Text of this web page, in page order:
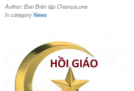
Author: Ban Biên tập Champa.one
In categoryNews